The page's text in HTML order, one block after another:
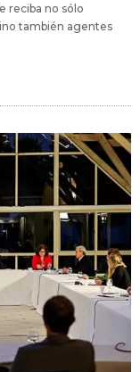
reciba no sólo
también agentes